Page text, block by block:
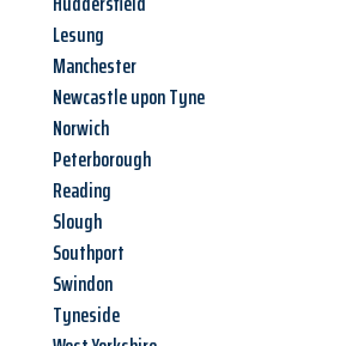
Lesung
Manchester
Newcastle upon Tyne
Norwich
Peterborough
Reading
Slough
Southport
Swindon
Tyneside